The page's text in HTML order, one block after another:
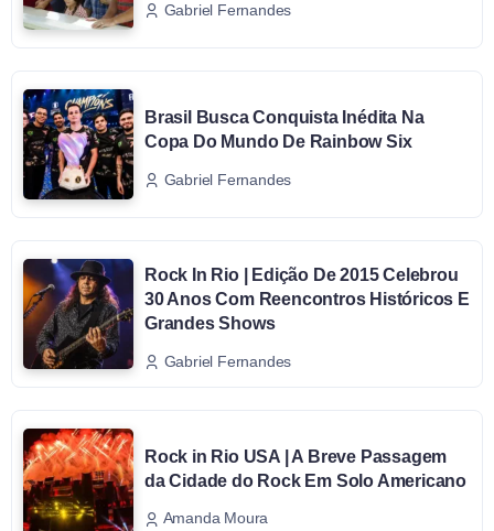
Gabriel Fernandes
Brasil Busca Conquista Inédita Na
Copa Do Mundo De Rainbow Six
Gabriel Fernandes
Rock In Rio | Edição De 2015 Celebrou
30 Anos Com Reencontros Históricos E
Grandes Shows
Gabriel Fernandes
Rock in Rio USA | A Breve Passagem
da Cidade do Rock Em Solo Americano
Amanda Moura